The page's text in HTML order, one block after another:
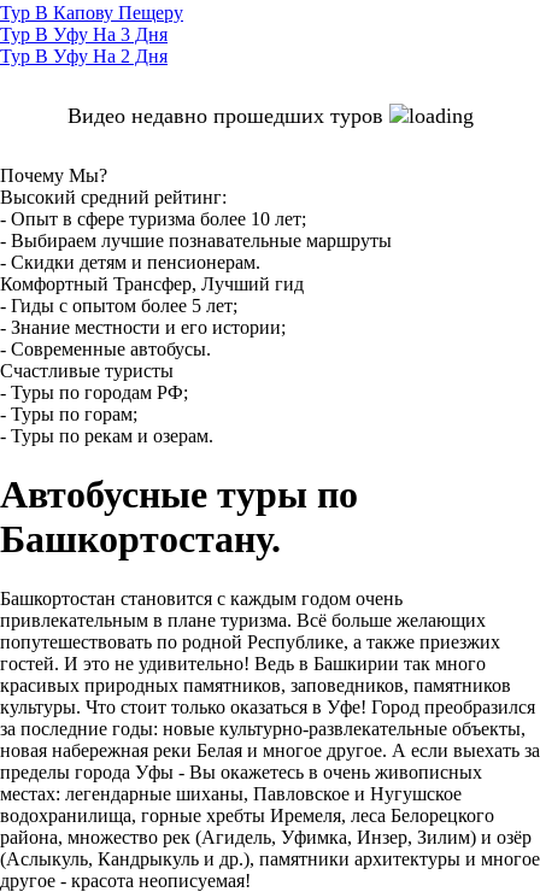
Тур В Капову Пещеру
Тур В Уфу На 3 Дня
Тур В Уфу На 2 Дня
Видео недавно прошедших туров
Почему Мы?
Высокий средний рейтинг:
- Опыт в сфере туризма более 10 лет;
- Выбираем лучшие познавательные маршруты
- Скидки детям и пенсионерам.
Комфортный Трансфер, Лучший гид
- Гиды с опытом более 5 лет;
- Знание местности и его истории;
- Современные автобусы.
Счастливые туристы
- Туры по городам РФ;
- Туры по горам;
- Туры по рекам и озерам.
Автобусные туры по
Башкортостану.
Башкортостан становится с каждым годом очень
привлекательным в плане туризма. Всё больше желающих
попутешествовать по родной Республике, а также приезжих
гостей. И это не удивительно! Ведь в Башкирии так много
красивых природных памятников, заповедников, памятников
культуры. Что стоит только оказаться в Уфе! Город преобразился
за последние годы: новые культурно-развлекательные объекты,
новая набережная реки Белая и многое другое. А если выехать за
пределы города Уфы - Вы окажетесь в очень живописных
местах: легендарные шиханы, Павловское и Нугушское
водохранилища, горные хребты Иремеля, леса Белорецкого
района, множество рек (Агидель, Уфимка, Инзер, Зилим) и озёр
(Аслыкуль, Кандрыкуль и др.), памятники архитектуры и многое
другое - красота неописуемая!